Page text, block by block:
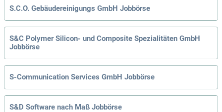
S.C.O. Gebäudereinigungs GmbH Jobbörse
S&C Polymer Silicon- und Composite Spezialitäten GmbH
Jobbörse
S-Communication Services GmbH Jobbörse
S&D Software nach Maß Jobbörse